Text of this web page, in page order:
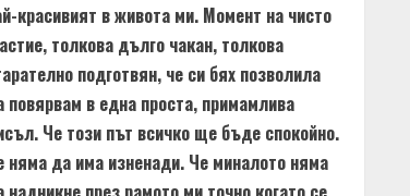
красивият в живота ми. Момент на чисто
толкова дълго чакан, толкова
подготвян, че си бях позволила
повярвам в една проста, примамлива
Че този път всичко ще бъде спокойно.
няма да има изненади. Че миналото няма